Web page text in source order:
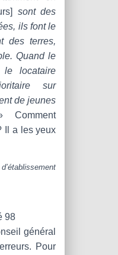
sont des
ils font le
des terres,
Quand le
le locataire
sur
de jeunes
Il a les yeux
98
général
Pour